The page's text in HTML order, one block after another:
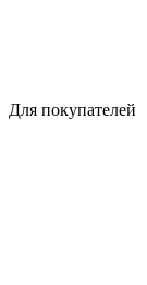
Для покупателей